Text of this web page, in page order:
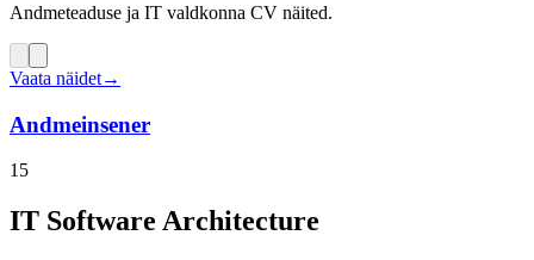
Andmeteaduse ja IT valdkonna CV näited.
Vaata näidet→
Andmeinsener
15
IT Software Architecture